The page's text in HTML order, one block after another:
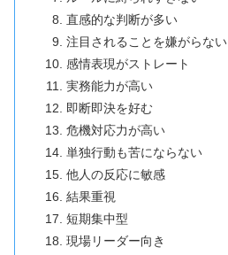
直感的な判断が多い
注目されることを嫌がらない
感情表現がストレート
実務能力が高い
即断即決を好む
危機対応力が高い
単独行動も苦にならない
他人の反応に敏感
結果重視
短期集中型
現場リーダー向き